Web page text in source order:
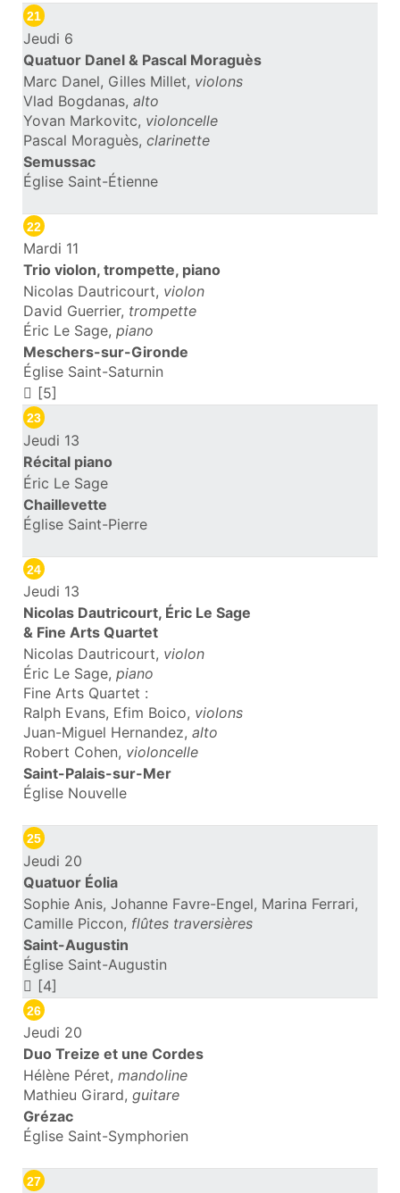
21
Jeudi 6
Quatuor Danel & Pascal Moraguès
Marc Danel, Gilles Millet, violons
Vlad Bogdanas, alto
Yovan Markovitc, violoncelle
Pascal Moraguès, clarinette
Semussac
Église Saint-Étienne
22
Mardi 11
Trio violon, trompette, piano
Nicolas Dautricourt, violon
David Guerrier, trompette
Éric Le Sage, piano
Meschers-sur-Gironde
Église Saint-Saturnin
[5]
23
Jeudi 13
Récital piano
Éric Le Sage
Chaillevette
Église Saint-Pierre
24
Jeudi 13
Nicolas Dautricourt, Éric Le Sage
& Fine Arts Quartet
Nicolas Dautricourt, violon
Éric Le Sage, piano
Fine Arts Quartet :
Ralph Evans, Efim Boico, violons
Juan-Miguel Hernandez, alto
Robert Cohen, violoncelle
Saint-Palais-sur-Mer
Église Nouvelle
25
Jeudi 20
Quatuor Éolia
Sophie Anis, Johanne Favre-Engel, Marina Ferrari,
Camille Piccon, flûtes traversières
Saint-Augustin
Église Saint-Augustin
[4]
26
Jeudi 20
Duo Treize et une Cordes
Hélène Péret, mandoline
Mathieu Girard, guitare
Grézac
Église Saint-Symphorien
27